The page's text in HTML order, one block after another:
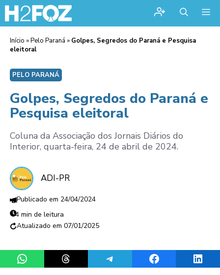
Início »Pelo Paraná » Golpes, Segredos do Paraná e Pesquisa
eleitoral
PELO PARANÁ
Golpes, Segredos do Paraná e
Pesquisa eleitoral
Coluna da Associação dos Jornais Diários do
Interior, quarta-feira, 24 de abril de 2024.
ADI-PR
24/04/2024
4 min de leitura
07/01/2025
Share on WhatsAppShare on ThreadsShare on TelegramShare on Facebook